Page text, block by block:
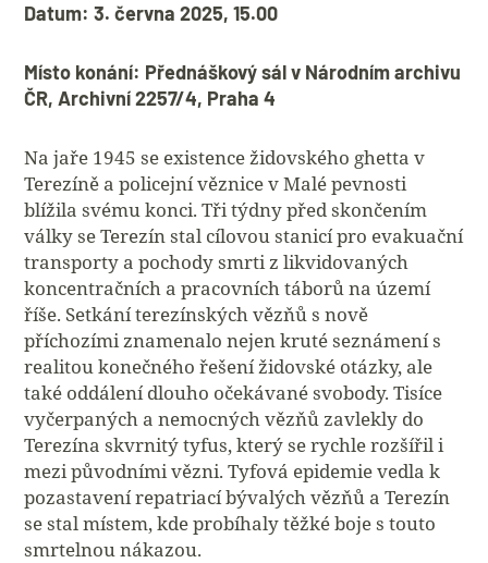
Datum: 3. června 2025, 15.00
Místo konání: Přednáškový sál v Národním archivu
ČR, Archivní 2257/4, Praha 4
Na jaře 1945 se existence židovského ghetta v
Terezíně a policejní věznice v Malé pevnosti
blížila svému konci. Tři týdny před skončením
války se Terezín stal cílovou stanicí pro evakuační
transporty a pochody smrti z likvidovaných
koncentračních a pracovních táborů na území
říše. Setkání terezínských vězňů s nově
příchozími znamenalo nejen kruté seznámení s
realitou konečného řešení židovské otázky, ale
také oddálení dlouho očekávané svobody. Tisíce
vyčerpaných a nemocných vězňů zavlekly do
Terezína skvrnitý tyfus, který se rychle rozšířil i
mezi původními vězni. Tyfová epidemie vedla k
pozastavení repatriací bývalých vězňů a Terezín
se stal místem, kde probíhaly těžké boje s touto
smrtelnou nákazou.